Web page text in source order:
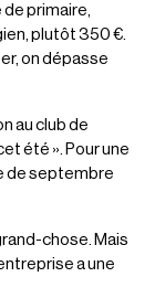
primaire,
plutôt 350 €.
on dépasse
au club de
été ». Pour une
de septembre
chose. Mais
a une